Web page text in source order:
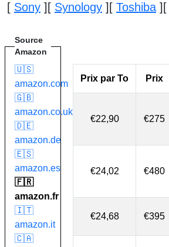
[ Sony ] [ Synology ] [ Toshiba ] [
Source
Amazon
🇺🇸
amazon.com
🇬🇧
amazon.co.uk
🇩🇪
amazon.de
🇪🇸
amazon.es
🇫🇷
amazon.fr
🇮🇹
amazon.it
🇨🇦
Prix par To Prix
€22,90 €275
€24,02 €480
€24,68 €395